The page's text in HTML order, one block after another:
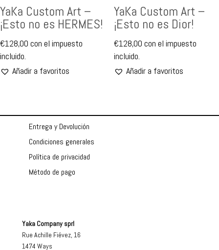
YaKa Custom Art –
¡Esto no es HERMES!
€128,00 con el impuesto
incluido.
Añadir a favoritos
YaKa Custom Art –
¡Esto no es Dior!
€128,00 con el impuesto
incluido.
Añadir a favoritos
Entrega y Devolución
Condiciones generales
Política de privacidad
Método de pago
Yaka Company sprl
Rue Achille Fiévez, 16
1474 Ways